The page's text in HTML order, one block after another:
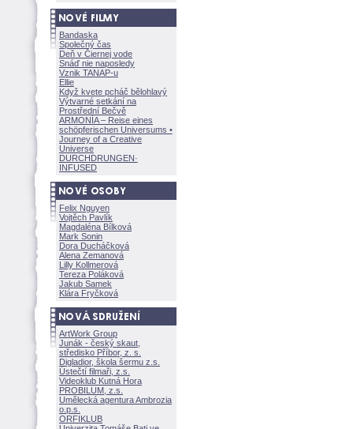
Bandaska
Společný čas
Deň v Čiernej vode
Snáď nie naposledy
Vznik TANAP-u
Ellie
Když kvete pcháč bělohlavý
Výtvarné setkání na
Prostřední Bečvě
ARMONÍA – Reise eines
schöpferischen Universums •
Journey of a Creative
Universe
DURCHDRUNGEN·
INFUSED
Felix Nguyen
Vojtěch Pavlík
Magdaléna Bílkov
Mark Sonin
Dora Ducháčkov
Alena Zemanov
Lilly Kollmerov
Tereza Polákov
Jakub Samek
Klára Fryčkov
ArtWork Group
Junák - český skaut,
středisko Příbor, z. s.
Digladior, škola šermu z.s.
Ústečtí filmaři, z.s.
Videoklub Kutná Hora
PROBILUM, z.s.
Umělecká agentura Ambrozia
o.p.s.
ORFIKLUB